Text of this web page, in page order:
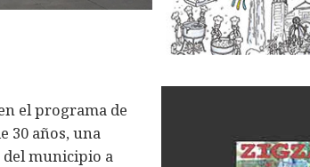
el programa de
30 años, una
municipio a